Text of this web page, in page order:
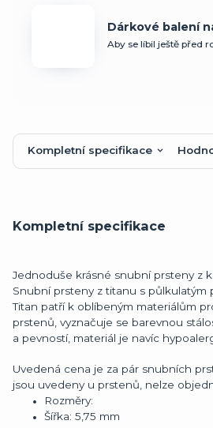
Dárkové balení
Aby se líbil ještě před
Kompletní specifikace
Kompletní specifikace
Jednoduše krásné snubní prsteny z
Snubní prsteny z titanu s půlkulatým
Titan patří k oblíbeným materiálům
prstenů, vyznačuje se barevnou
a pevností, materiál je navíc
Uvedená cena je za pár snubních
jsou uvedeny u prstenů, nelze
Rozměry:
Šířka: 5,75 mm